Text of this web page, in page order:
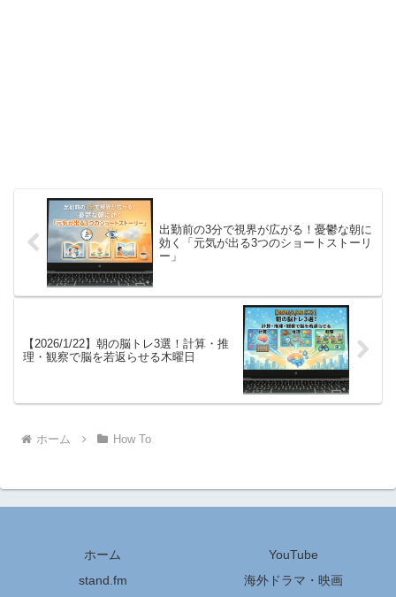
出勤前の3分で視界が広がる！憂鬱な朝に
効く「元気が出る3つのショートストーリ
ー」
【2026/1/22】朝の脳トレ3選！計算・推
理・観察で脳を若返らせる木曜日
ホーム How To
ホーム
YouTube
stand.fm
海外ドラマ・映画